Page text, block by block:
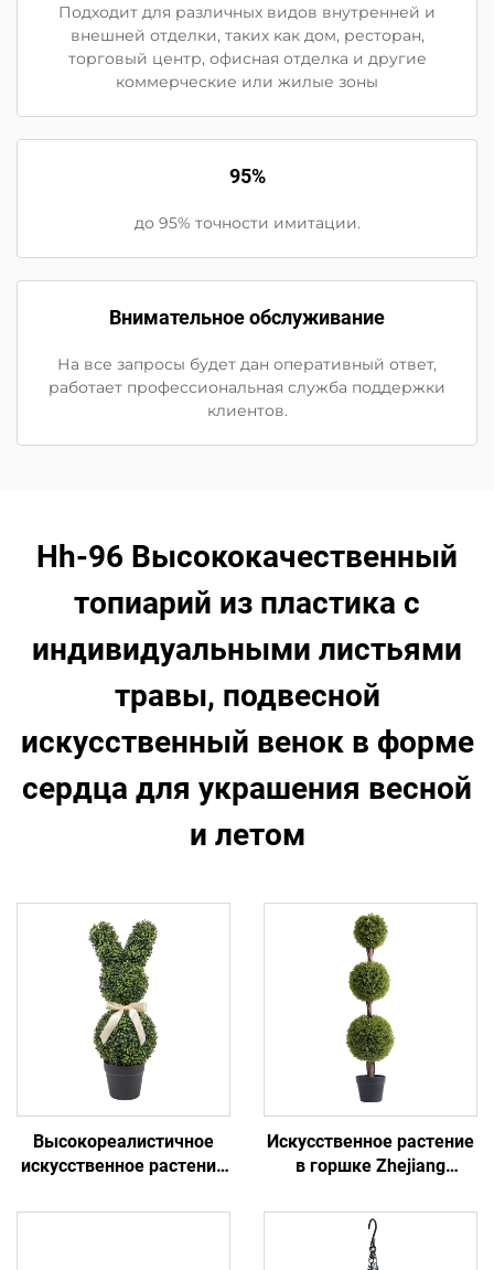
Подходит для различных видов внутренней и
внешней отделки, таких как дом, ресторан,
торговый центр, офисная отделка и другие
коммерческие или жилые зоны
95%
до 95% точности имитации.
Внимательное обслуживание
На все запросы будет дан оперативный ответ,
работает профессиональная служба поддержки
клиентов.
Hh-96 Высококачественный
топиарий из пластика с
индивидуальными листьями
травы, подвесной
искусственный венок в форме
сердца для украшения весной
и летом
Высокореалистичное
искусственное растение
украшение для дома/
Искусственное растение
в горшке Zhejiang
вечнозелёное и
высокореалистичное